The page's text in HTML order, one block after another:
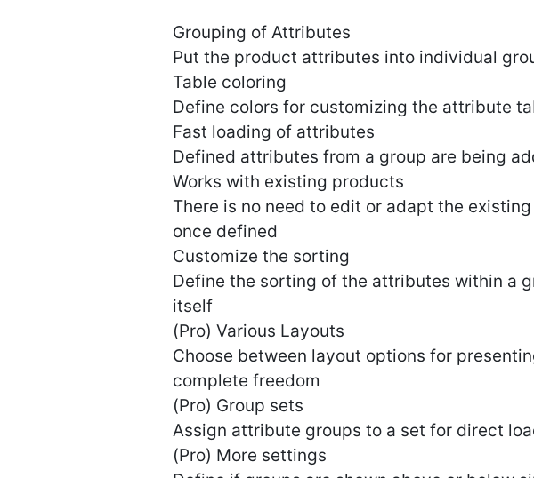
Grouping of Attributes
Put the product attributes into individual
Table coloring
Define colors for customizing the attribute
Fast loading of attributes
Defined attributes from a group are being
Works with existing products
There is no need to edit or adapt the
once defined
Customize the sorting
Define the sorting of the attributes within a
itself
(Pro) Various Layouts
Choose between layout options for
complete freedom
(Pro) Group sets
Assign attribute groups to a set for direct
(Pro) More settings